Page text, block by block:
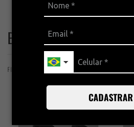
CADASTRAR
BEST-SELLERS
Best-Sellers
FILTROS